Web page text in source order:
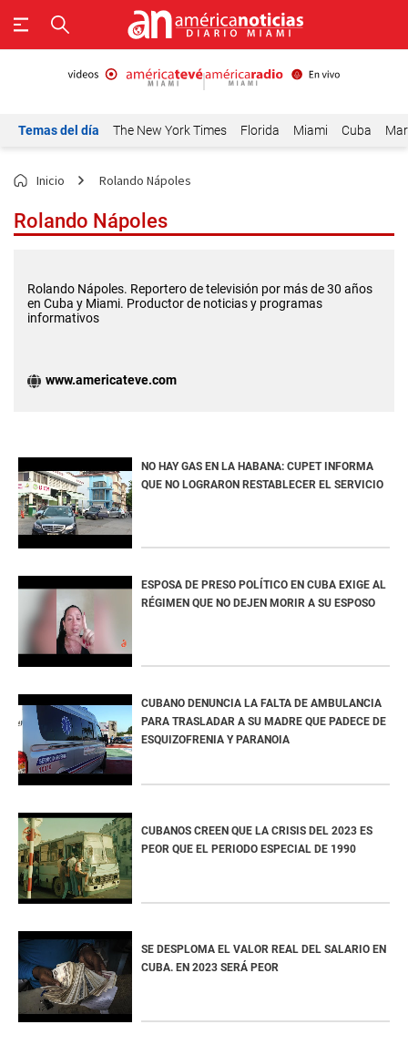
Temas del día The New York Times Florida Miami Cuba
Inicio Rolando Nápoles
Rolando Nápoles
Rolando Nápoles. Reportero de televisión por más de 30 años
en Cuba y Miami. Productor de noticias y programas
informativos
www.americateve.com
NO HAY GAS EN LA HABANA: CUPET INFORMA
QUE NO LOGRARON RESTABLECER EL SERVICIO
ESPOSA DE PRESO POLÍTICO EN CUBA EXIGE AL
RÉGIMEN QUE NO DEJEN MORIR A SU ESPOSO
CUBANO DENUNCIA LA FALTA DE AMBULANCIA
PARA TRASLADAR A SU MADRE QUE PADECE DE
ESQUIZOFRENIA Y PARANOIA
CUBANOS CREEN QUE LA CRISIS DEL 2023 ES
PEOR QUE EL PERIODO ESPECIAL DE 1990
SE DESPLOMA EL VALOR REAL DEL SALARIO EN
CUBA. EN 2023 SERÁ PEOR